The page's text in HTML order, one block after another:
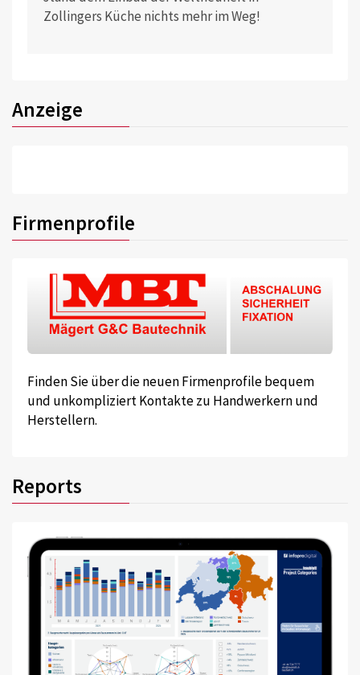
Zollingers Küche nichts mehr im Weg!
Anzeige
Firmenprofile
Finden Sie über die neuen Firmenprofile bequem
und unkompliziert Kontakte zu Handwerkern und
Herstellern.
Reports